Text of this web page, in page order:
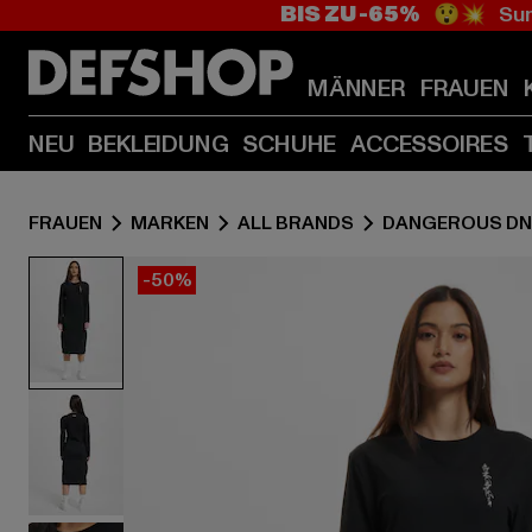
BIS ZU -65% 😲💥
MÄNNER FRAUEN
NEU BEKLEIDUNG SCHUHE ACCESSOIRES
FRAUEN MARKEN ALL BRANDS DANGEROUS
-50%